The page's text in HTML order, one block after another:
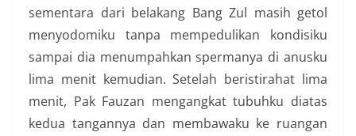
sementara dari belakang Bang Zul masih getol
menyodomiku tanpa mempedulikan kondisiku
sampai dia menumpahkan spermanya di anusku
lima menit kemudian. Setelah beristirahat lima
menit, Pak Fauzan mengangkat tubuhku diatas
kedua tangannya dan membawaku ke ruangan